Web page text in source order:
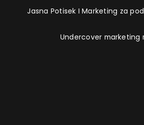
Jasna Potisek I Marketing za
Undercover marketing